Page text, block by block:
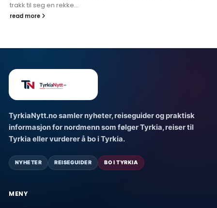
trakk til seg en rekke...
read more
TyrkiaNytt.no samler nyheter, reiseguider og praktisk
informasjon for nordmenn som følger Tyrkia, reiser til
Tyrkia eller vurderer å bo i Tyrkia.
NYHETER REISEGUIDER BO I TYRKIA
MENY